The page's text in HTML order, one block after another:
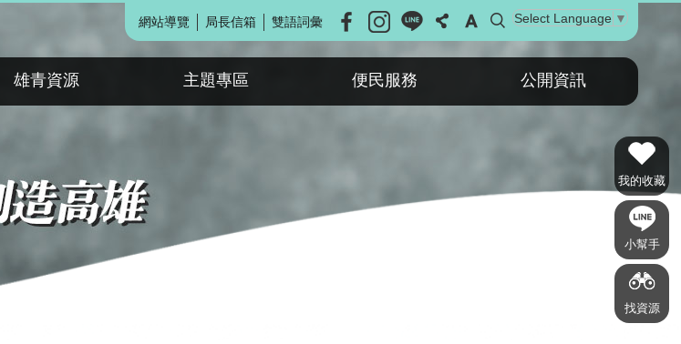
網站導覽 局長信箱 雙語詞彙 Select Language ▼
雄青資源 主題專區 便民服務 公開資訊
我的收藏
小幫手
找資源